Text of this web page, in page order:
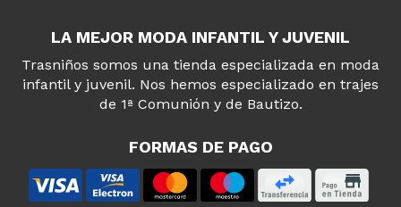
LA MEJOR MODA INFANTIL Y JUVENIL
Trasniños somos una tienda especializada en moda
infantil y juvenil. Nos hemos especializado en trajes
de 1ª Comunión y de Bautizo.
FORMAS DE PAGO